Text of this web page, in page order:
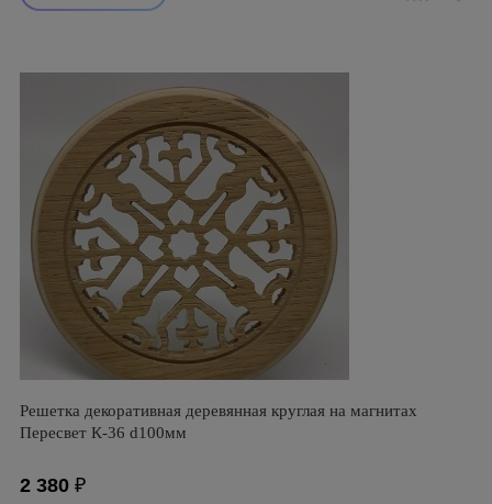
Решетка декоративная деревянная круглая на магнитах
Пересвет К-36 d100мм
2 380 ₽